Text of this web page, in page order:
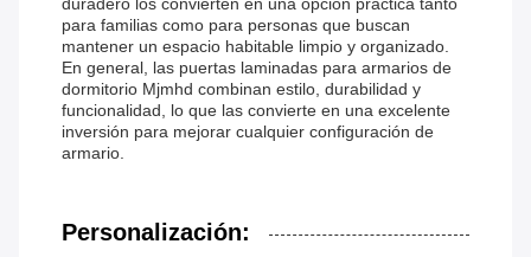
duradero los convierten en una opción práctica tanto
para familias como para personas que buscan
mantener un espacio habitable limpio y organizado.
En general, las puertas laminadas para armarios de
dormitorio Mjmhd combinan estilo, durabilidad y
funcionalidad, lo que las convierte en una excelente
inversión para mejorar cualquier configuración de
armario.
Personalización: